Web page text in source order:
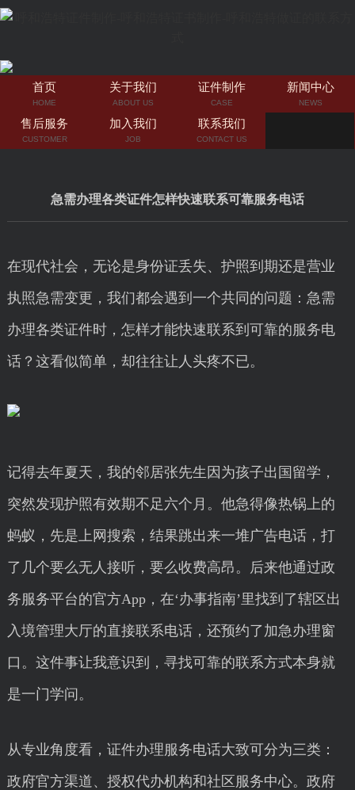
首页
HOME
关于我们
ABOUT US
证件制作
CASE
新闻中心
NEWS
售后服务
CUSTOMER
加入我们
JOB
联系我们
CONTACT US
急需办理各类证件怎样快速联系可靠服务电话
在现代社会，无论是身份证丢失、护照到期还是营业
执照急需变更，我们都会遇到一个共同的问题：急需
办理各类证件时，怎样才能快速联系到可靠的服务电
话？这看似简单，却往往让人头疼不已。
记得去年夏天，我的邻居张先生因为孩子出国留学，
突然发现护照有效期不足六个月。他急得像热锅上的
蚂蚁，先是上网搜索，结果跳出来一堆广告电话，打
了几个要么无人接听，要么收费高昂。后来他通过政
务服务平台的官方App，在‘办事指南’里找到了辖区出
入境管理大厅的直接联系电话，还预约了加急办理窗
口。这件事让我意识到，寻找可靠的联系方式本身就
是一门学问。
从专业角度看，证件办理服务电话大致可分为三类：
政府官方渠道、授权代办机构和社区服务中心。政府